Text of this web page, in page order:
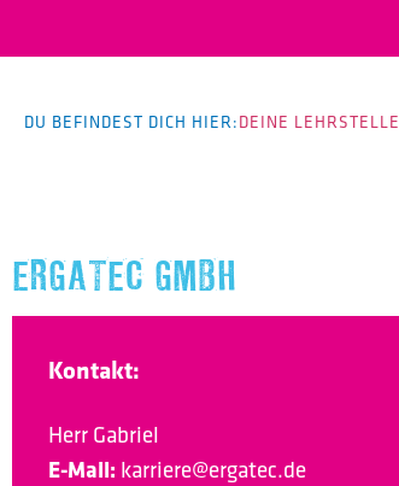
DU BEFINDEST DICH HIER:DEINE LEHRSTELLE
ERGATEC GMBH
Kontakt:
Herr Gabriel
E-Mail: karriere@ergatec.de